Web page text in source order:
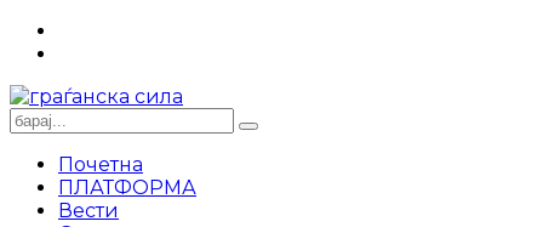
Почетна
ПЛАТФОРМА
Вести